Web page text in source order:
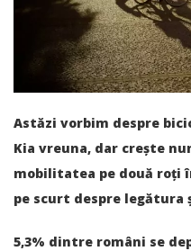
Astăzi vorbim despre
Kia vreuna, dar crește
mobilitatea pe două roți
pe scurt despre legătura
5,3% dintre români se